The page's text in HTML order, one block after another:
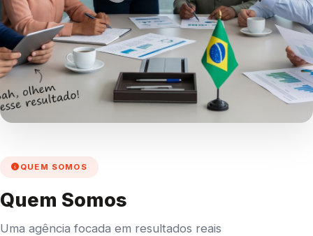
QUEM SOMOS
Quem Somos
Uma agência focada em resultados reais